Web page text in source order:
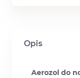
Opis
Aerozol do